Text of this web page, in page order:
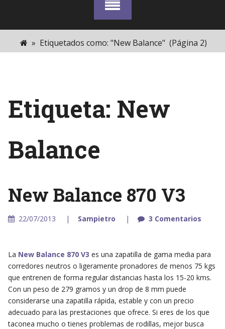
» Etiquetados como: "New Balance" (Página 2)
Etiqueta: New
Balance
New Balance 870 V3
22/07/2013 Sampietro 3 Comentarios
La New Balance 870 V3 es una zapatilla de gama media para
corredores neutros o ligeramente pronadores de menos 75 kgs
que entrenen de forma regular distancias hasta los 15-20 kms.
Con un peso de 279 gramos y un drop de 8 mm puede
considerarse una zapatilla rápida, estable y con un precio
adecuado para las prestaciones que ofrece. Si eres de los que
taconea mucho o tienes problemas de rodillas, mejor busca